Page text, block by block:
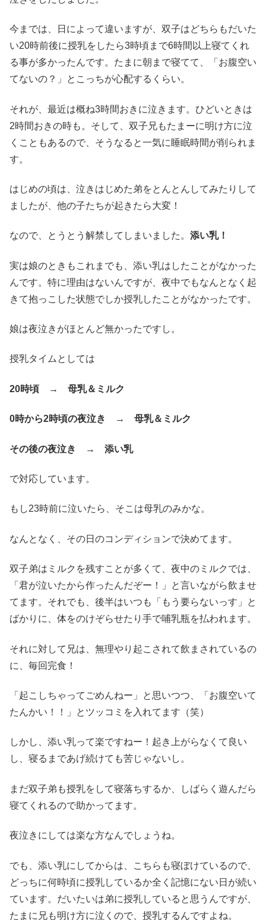
今までは、日によって違いますが、双子はどちらもだいた
い20時前後に授乳をしたら3時頃まで6時間以上寝てくれ
る事が多かったんです。たまに朝まで寝てて、「お腹空い
てないの？」とこっちが心配するくらい。
それが、最近は概ね3時間おきに泣きます。ひどいときは
2時間おきの時も。そして、双子兄もたまーに明け方に泣
くこともあるので、そうなると一気に睡眠時間が削られま
す。
はじめの頃は、泣きはじめた弟をとんとんしてみたりして
ましたが、他の子たちが起きたら大変！
なので、とうとう解禁してしまいました。 添い乳！
実は娘のときもこれまでも、添い乳はしたことがなかった
んです。特に理由はないんですが、夜中でもなんとなく起
きて抱っこした状態でしか授乳したことがなかったです。
娘は夜泣きがほとんど無かったですし。
授乳タイムとしては
20時頃 → 母乳＆ミルク
0時から2時頃の夜泣き → 母乳＆ミルク
その後の夜泣き → 添い乳
で対応しています。
もし23時前に泣いたら、そこは母乳のみかな。
なんとなく、その日のコンディションで決めてます。
双子弟はミルクを残すことが多くて、夜中のミルクでは、
「君が泣いたから作ったんだぞー！」と言いながら飲ませ
てます。それでも、後半はいつも「もう要らないっす」と
ばかりに、体をのけぞらせたり手で哺乳瓶を払われます。
それに対して兄は、無理やり起こされて飲まされているの
に、毎回完食！
「起こしちゃってごめんねー」と思いつつ、「お腹空いて
たんかい！！」とツッコミを入れてます（笑）
しかし、添い乳って楽ですねー！起き上がらなくて良い
し、寝るまであげ続けても苦じゃないし。
まだ双子弟も授乳をして寝落ちするか、しばらく遊んだら
寝てくれるので助かってます。
夜泣きにしては楽な方なんでしょうね。
でも、添い乳にしてからは、こちらも寝ぼけているので、
どっちに何時頃に授乳しているか全く記憶にない日が続い
ています。だいたいは弟に授乳していると思うんですが、
たまに兄も明け方に泣くので、授乳するんですよね。